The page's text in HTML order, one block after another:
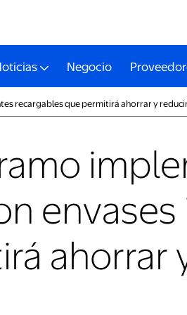
Negocio
recargables que permitirá ahorrar y
ahorrar